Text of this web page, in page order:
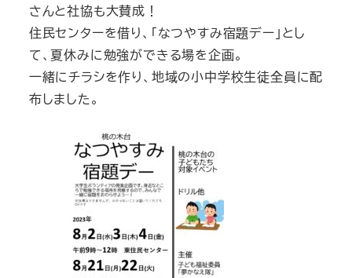
さんと社協も大賛成！
住民センターを借り、「なつやすみ宿題デー」とし
て、夏休みに勉強ができる場を企画。
一緒にチラシを作り、地域の小中学校生徒全員に配
布しました。